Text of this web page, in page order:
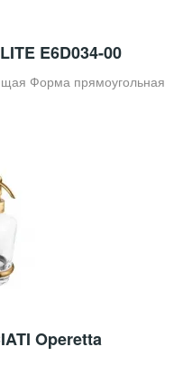
E6D034-00
Форма прямоугольная
Operetta